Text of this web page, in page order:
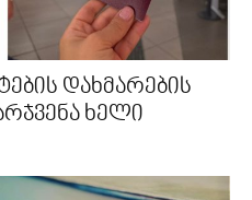
დახმარების
ხელი